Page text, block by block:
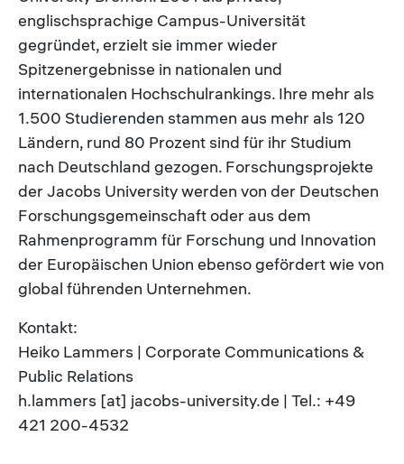
englischsprachige Campus-Universität
gegründet, erzielt sie immer wieder
Spitzenergebnisse in nationalen und
internationalen Hochschulrankings. Ihre mehr als
1.500 Studierenden stammen aus mehr als 120
Ländern, rund 80 Prozent sind für ihr Studium
nach Deutschland gezogen. Forschungsprojekte
der Jacobs University werden von der Deutschen
Forschungsgemeinschaft oder aus dem
Rahmenprogramm für Forschung und Innovation
der Europäischen Union ebenso gefördert wie von
global führenden Unternehmen.
Kontakt:
Heiko Lammers | Corporate Communications &
Public Relations
h.lammers [at] jacobs-university.de | Tel.: +49
421 200-4532